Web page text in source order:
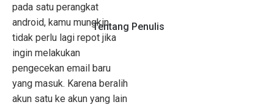
pada satu perangkat
android, kamu mungkin
tidak perlu lagi repot jika
ingin melakukan
pengecekan email baru
yang masuk. Karena beralih
akun satu ke akun yang lain
Tentang Penulis